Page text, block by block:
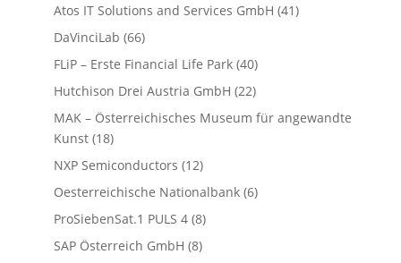
Atos IT Solutions and Services GmbH (41)
DaVinciLab (66)
FLiP – Erste Financial Life Park(40)
Hutchison Drei Austria GmbH (22)
MAK – Österreichisches Museum für angewandte
Kunst(18)
NXP Semiconductors (12)
Oesterreichische Nationalbank(6)
ProSiebenSat.1 PULS 4(8)
SAP Österreich GmbH (8)